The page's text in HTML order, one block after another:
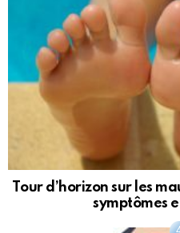
Tour d’horizon sur les
symptômes